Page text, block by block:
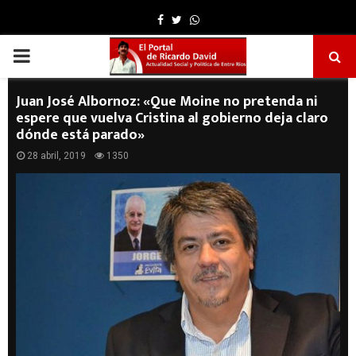
Facebook
TwitterWhatsapp
PRIMARY
MENU
Juan José Albornoz: «Que Moine no pretenda ni
espere que vuelva Cristina al gobierno deja claro
dónde está parado»
28 abril, 2019 1350